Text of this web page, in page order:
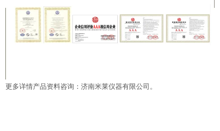
更多详情产品资料咨询：济南米莱仪器有限公司。